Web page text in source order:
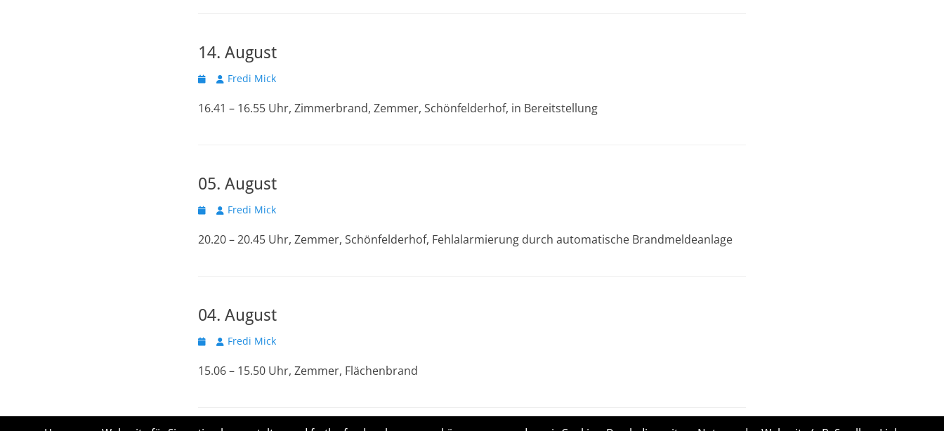
14. August
Veröffentlicht
AutorFredi Mick
16.41 – 16.55 Uhr, Zimmerbrand, Zemmer, Schönfelderhof, in Bereitstellung
05. August
Veröffentlicht
AutorFredi Mick
20.20 – 20.45 Uhr, Zemmer, Schönfelderhof, Fehlalarmierung durch automatische Brandmeldeanlage
04. August
Veröffentlicht
AutorFredi Mick
15.06 – 15.50 Uhr, Zemmer, Flächenbrand